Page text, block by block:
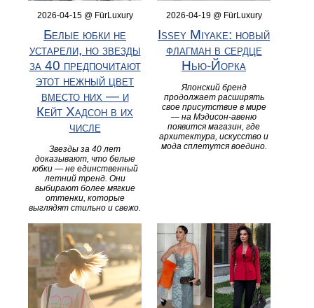
2026-04-15 @ FürLuxury
Белые юбки не
устарели, но звезды
за 40 предпочитают
этот нежный цвет
вместо них — и
Кейт Хадсон в их
числе
Звезды за 40 лет
доказывают, что белые
юбки — не единственный
летний тренд. Они
выбирают более мягкие
оттенки, которые
выглядят стильно и свежо.
2026-04-19 @ FürLuxury
Issey Miyake: новый
флагман в сердце
Нью-Йорка
Японский бренд
продолжает расширять
свое присутствие в мире
— на Мэдисон-авеню
появится магазин, где
архитектура, искусство и
мода сплетутся воедино.